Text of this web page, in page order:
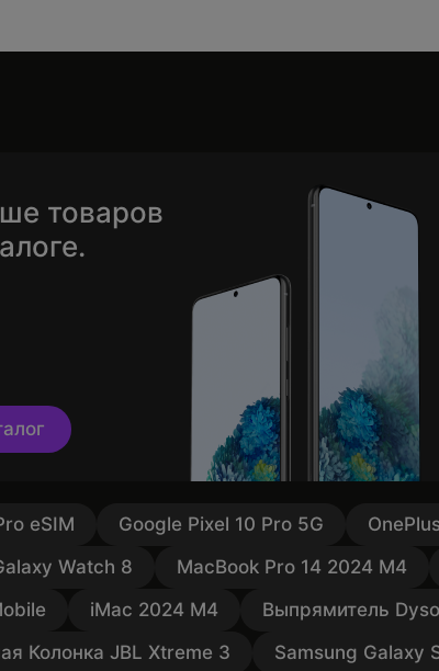
товаров
eSIM Google Pixel 10 Pro 5G
Watch 8
MacBook Pro 14 2024 M4
iMac 2024 M4 Выпрямитель
Колонка JBL Xtreme 3
Samsung Galaxy